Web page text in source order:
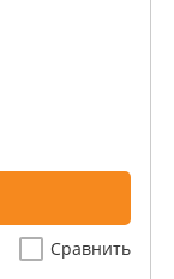
Сравнить